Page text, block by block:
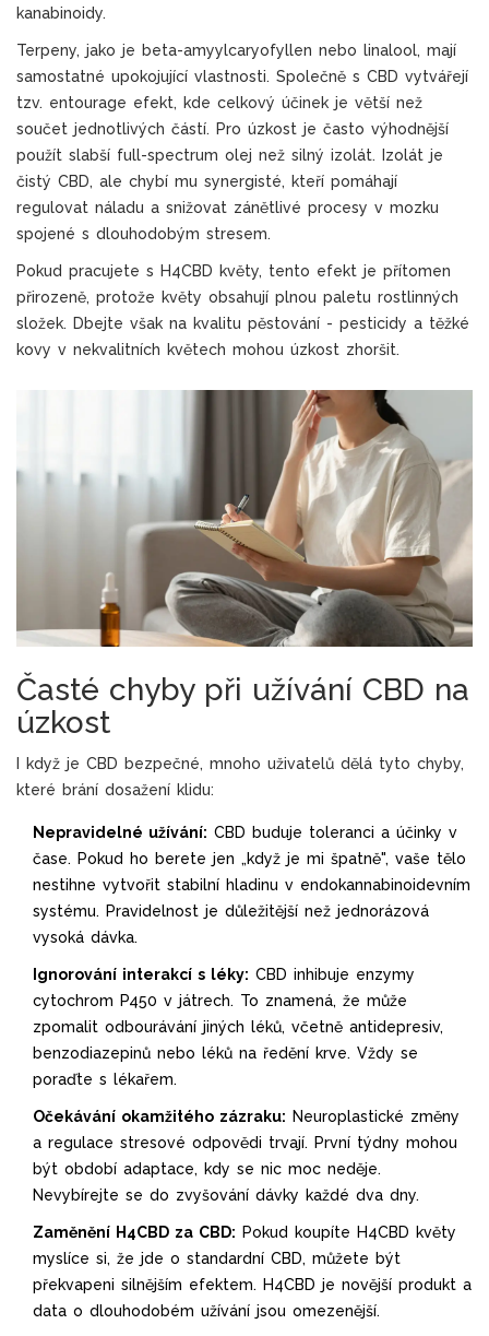
kanabinoidy.
Terpeny, jako je beta-amyylcaryofyllen nebo linalool, mají
samostatné upokojující vlastnosti. Společně s CBD vytvářejí
tzv. entourage efekt, kde celkový účinek je větší než
součet jednotlivých částí. Pro úzkost je často výhodnější
použít slabší full-spectrum olej než silný izolát. Izolát je
čistý CBD, ale chybí mu synergisté, kteří pomáhají
regulovat náladu a snižovat zánětlivé procesy v mozku
spojené s dlouhodobým stresem.
Pokud pracujete s H4CBD květy, tento efekt je přítomen
přirozeně, protože květy obsahují plnou paletu rostlinných
složek. Dbejte však na kvalitu pěstování - pesticidy a těžké
kovy v nekvalitních květech mohou úzkost zhoršit.
Časté chyby při užívání CBD na
úzkost
I když je CBD bezpečné, mnoho uživatelů dělá tyto chyby,
které brání dosažení klidu:
Nepravidelné užívání: CBD buduje toleranci a účinky v
čase. Pokud ho berete jen „když je mi špatně", vaše tělo
nestihne vytvořit stabilní hladinu v endokannabinoidevním
systému. Pravidelnost je důležitější než jednorázová
vysoká dávka.
Ignorování interakcí s léky: CBD inhibuje enzymy
cytochrom P450 v játrech. To znamená, že může
zpomalit odbourávání jiných léků, včetně antidepresiv,
benzodiazepinů nebo léků na ředění krve. Vždy se
poraďte s lékařem.
Očekávání okamžitého zázraku: Neuroplastické změny
a regulace stresové odpovědi trvají. První týdny mohou
být období adaptace, kdy se nic moc neděje.
Nevybírejte se do zvyšování dávky každé dva dny.
Zaměnění H4CBD za CBD: Pokud koupíte H4CBD květy
myslíce si, že jde o standardní CBD, můžete být
překvapeni silnějším efektem. H4CBD je novější produkt a
data o dlouhodobém užívání jsou omezenější.